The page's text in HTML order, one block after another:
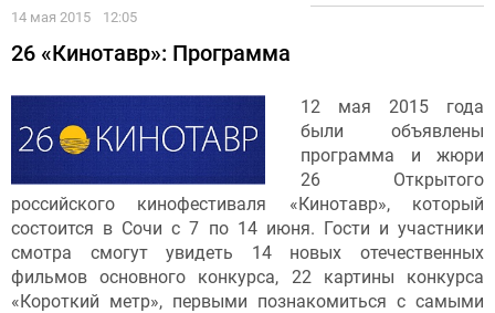
14 мая 2015 12:05
26 «Кинотавр»: Программа
12 мая 2015 года
были объявлены
программа и жюри
26 Открытого
российского кинофестиваля «Кинотавр», который
состоится в Сочи с 7 по 14 июня. Гости и участники
смотра смогут увидеть 14 новых отечественных
фильмов основного конкурса, 22 картины конкурса
«Короткий метр», первыми познакомиться с самыми